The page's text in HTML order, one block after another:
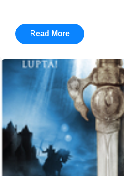
Read More